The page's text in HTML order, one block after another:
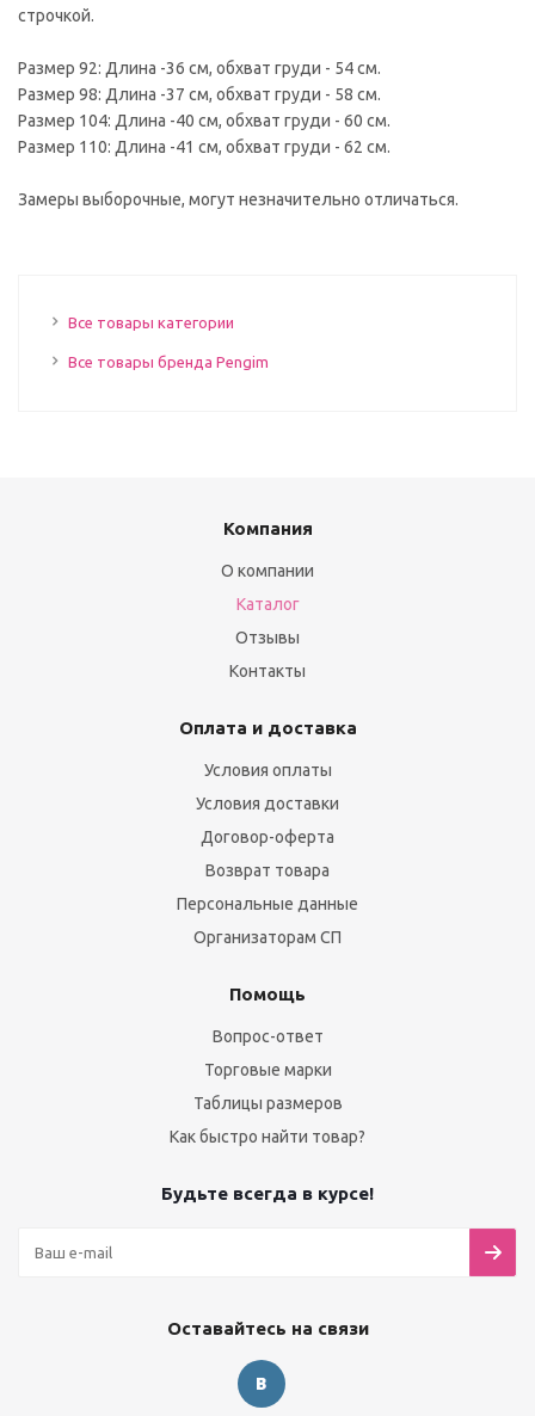
строчкой.
Размер 92: Длина -36 см, обхват груди - 54 см.
Размер 98: Длина -37 см, обхват груди - 58 см.
Размер 104: Длина -40 см, обхват груди - 60 см.
Размер 110: Длина -41 см, обхват груди - 62 см.
Замеры выборочные, могут незначительно отличаться.
Все товары категории
Все товары бренда Pengim
Компания
О компании
Каталог
Отзывы
Контакты
Оплата и доставка
Условия оплаты
Условия доставки
Договор-оферта
Возврат товара
Персональные данные
Организаторам СП
Помощь
Вопрос-ответ
Торговые марки
Таблицы размеров
Как быстро найти товар?
Будьте всегда в курсе!
Оставайтесь на связи